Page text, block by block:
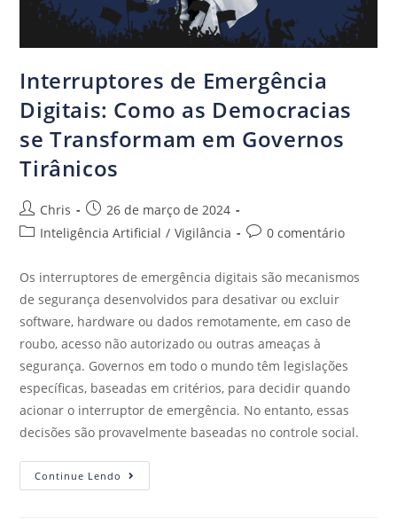
Interruptores de Emergência
Digitais: Como as Democracias
se Transformam em Governos
Tirânicos
Chris
26 de março de 2024
Inteligência Artificial / Vigilância 0 comentário
Os interruptores de emergência digitais são mecanismos
de segurança desenvolvidos para desativar ou excluir
software, hardware ou dados remotamente, em caso de
roubo, acesso não autorizado ou outras ameaças à
segurança. Governos em todo o mundo têm legislações
específicas, baseadas em critérios, para decidir quando
acionar o interruptor de emergência. No entanto, essas
decisões são provavelmente baseadas no controle social.
Continue Lendo